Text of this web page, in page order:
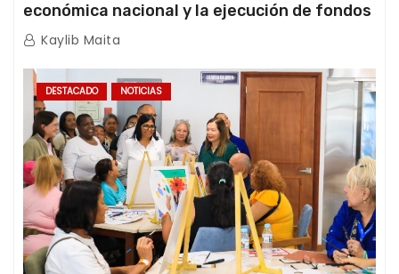
económica nacional y la ejecución de fondos
de emergencia post-sismos
Kaylib Maita
DESTACADO NOTICIAS